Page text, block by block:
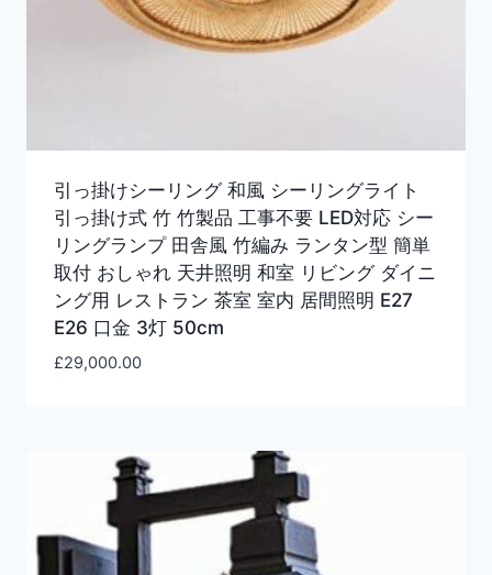
引っ掛けシーリング 和風 シーリングライト
引っ掛け式 竹 竹製品 工事不要 LED対応 シー
リングランプ 田舎風 竹編み ランタン型 簡単
取付 おしゃれ 天井照明 和室 リビング ダイニ
ング用 レストラン 茶室 室内 居間照明 E27
E26 口金 3灯 50cm
£29,000.00